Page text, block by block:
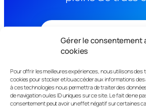
Gérer le consentement
cookies
Pour offrir les meilleures expériences, nous utilisons des
cookies pour stocker et/ou accéder aux informations
à ces technologies nous permettra de traiter des
de navigation ou les ID uniques sur ce site. Le fait de ne
consentement peut avoir un effet négatif sur certaines